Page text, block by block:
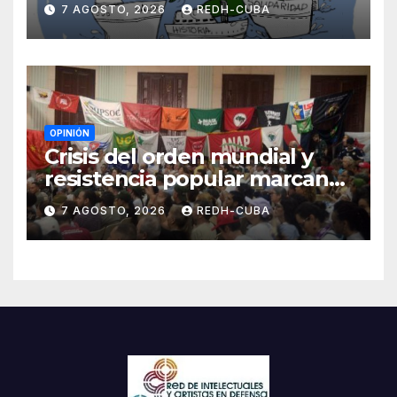
Blanch
7 AGOSTO, 2026 REDH-CUBA
OPINIÓN
Crisis del orden mundial y
resistencia popular marcan
el inicio de la IV Asamblea
Continental de ALBA
Movimientos en Cuba
7 AGOSTO, 2026 REDH-CUBA